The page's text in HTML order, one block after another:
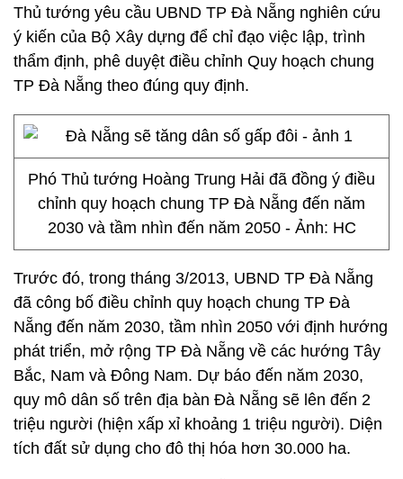
Thủ tướng yêu cầu UBND TP Đà Nẵng nghiên cứu
ý kiến của Bộ Xây dựng để chỉ đạo việc lập, trình
thẩm định, phê duyệt điều chỉnh Quy hoạch chung
TP Đà Nẵng theo đúng quy định.
Phó Thủ tướng Hoàng Trung Hải đã đồng ý điều
chỉnh quy hoạch chung TP Đà Nẵng đến năm
2030 và tầm nhìn đến năm 2050 - Ảnh: HC
Trước đó, trong tháng 3/2013, UBND TP Đà Nẵng
đã công bố điều chỉnh quy hoạch chung TP Đà
Nẵng đến năm 2030, tầm nhìn 2050 với định hướng
phát triển, mở rộng TP Đà Nẵng về các hướng Tây
Bắc, Nam và Đông Nam. Dự báo đến năm 2030,
quy mô dân số trên địa bàn Đà Nẵng sẽ lên đến 2
triệu người (hiện xấp xỉ khoảng 1 triệu người). Diện
tích đất sử dụng cho đô thị hóa hơn 30.000 ha.